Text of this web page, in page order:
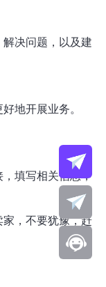
决问题，以及建
地开展业务。
填写相关信息，
，不要犹豫，赶